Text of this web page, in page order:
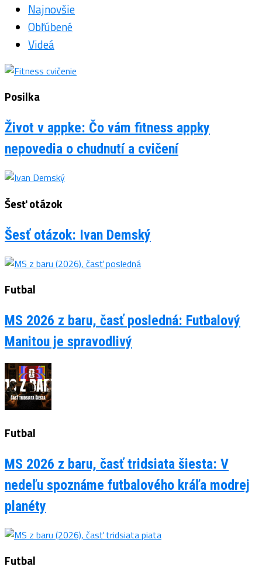
Najnovšie
Obľúbené
Videá
Posilka
Život v appke: Čo vám fitness appky
nepovedia o chudnutí a cvičení
Šesť otázok
Šesť otázok: Ivan Demský
Futbal
MS 2026 z baru, časť posledná: Futbalový
Manitou je spravodlivý
Futbal
MS 2026 z baru, časť tridsiata šiesta: V
nedeľu spoznáme futbalového kráľa modrej
planéty
Futbal